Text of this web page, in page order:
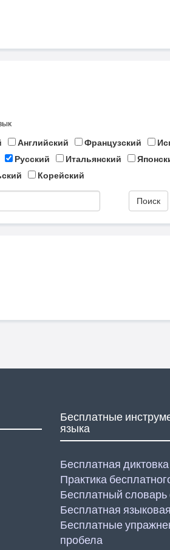
Английский Французский
Русский Итальянский
Корейский
Поиск
Бесплатные
языка
Бесплатная диктовка
Практика
Бесплатный
Бесплатная
Бесплатные
пробела